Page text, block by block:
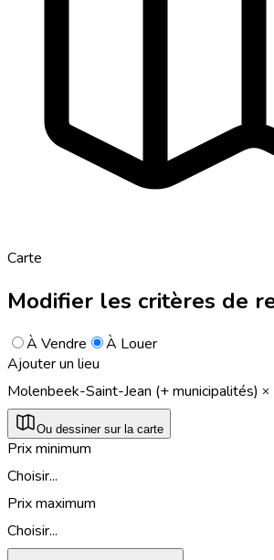
Carte
Modifier les critères de
À Vendre
À Louer
Ajouter un lieu
Molenbeek-Saint-Jean (+ municipalités)
Ou dessiner sur la carte
Prix minimum
Choisir...
Prix maximum
Choisir...